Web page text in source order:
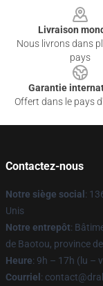
Livraison
Nous livrons dans
pays
Garantie
Offert dans le pays
Contactez-nous
Notre siège social :
Unis
Notre entrepôt:
de Baotou, province
Heure: 9h – 17h (lu –
Courriel :